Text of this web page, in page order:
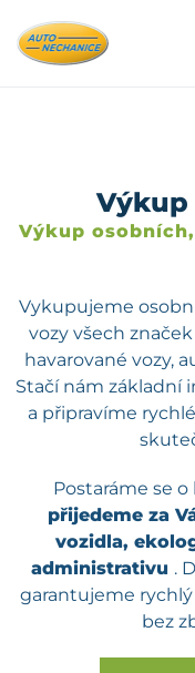
Výkup
Výkup
Vykupujeme
vozy všech
havarované vozy,
Stačí nám základní
a připravíme
Postaráme se
přijedeme za
vozidla,
administrativu .
garantujeme
bez